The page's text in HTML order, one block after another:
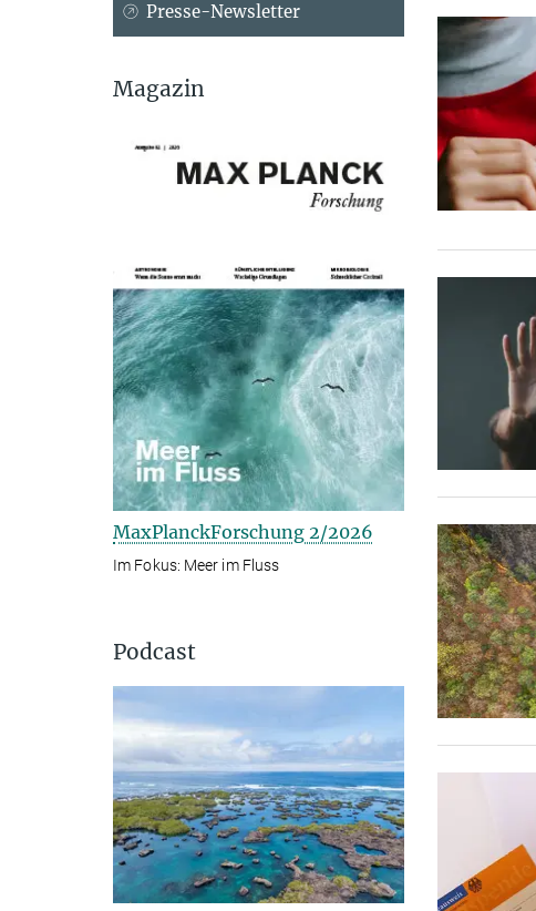
Presse-Newsletter
Magazin
MaxPlanckForschung 2/2026
Im Fokus: Meer im Fluss
Podcast